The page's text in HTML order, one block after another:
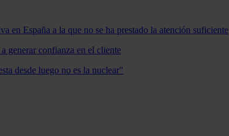
en España a la que no se ha prestado la atención suficiente
generar confianza en el cliente
desde luego no es la nuclear"